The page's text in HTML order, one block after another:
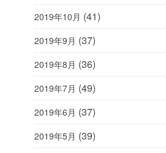
2019年10月 (41)
2019年9月 (37)
2019年8月 (36)
2019年7月 (49)
2019年6月 (37)
2019年5月 (39)